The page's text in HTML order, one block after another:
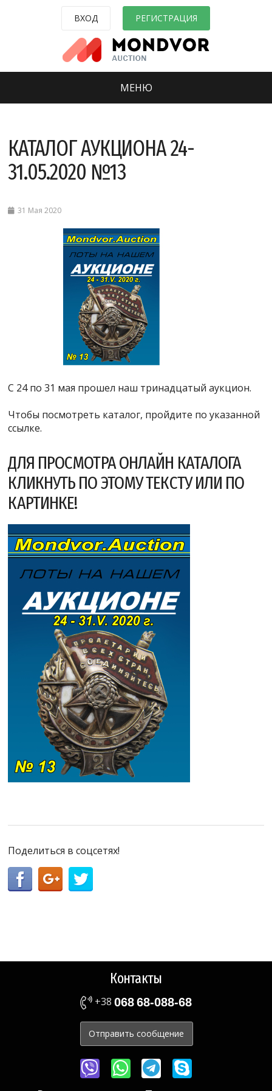
ВХОД РЕГИСТРАЦИЯ
МЕНЮ
КАТАЛОГ АУКЦИОНА 24-
31.05.2020 №13
31 Мая 2020
С 24 по 31 мая прошел наш тринадцатый аукцион.
Чтобы посмотреть каталог, пройдите по указанной
ссылке.
ДЛЯ ПРОСМОТРА ОНЛАЙН КАТАЛОГА
КЛИКНУТЬ ПО ЭТОМУ ТЕКСТУ ИЛИ ПО
КАРТИНКЕ!
Поделиться в соцсетях!
Контакты
+38 06868-088-68
Отправить сообщение